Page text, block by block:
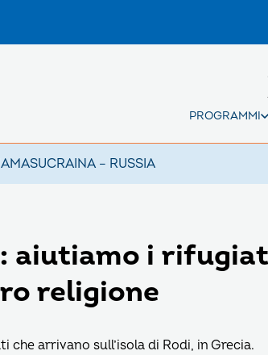
PROGRAMMI
UCRAINA – RUSSIA
aiutiamo i
religione
arrivano sull’isola di Rodi, in Grecia.